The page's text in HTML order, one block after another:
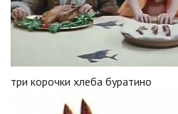
три корочки хлеба буратино